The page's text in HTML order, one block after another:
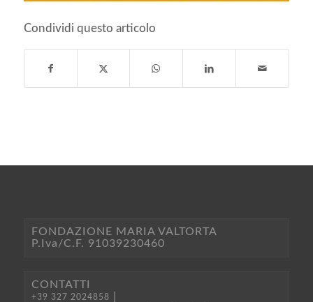
Condividi questo articolo
FONDAZIONE MARIA VALTORTA
P.Iva/C.F. 91039230460
CONTATTI
+39 327 2024858